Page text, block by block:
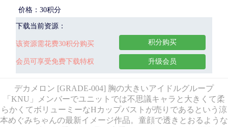
价格：30积分
下载当前资源：
该资源需花费30积分购买
会员可享受免费下载特权
积分购买
升级会员
デカメロン [GRADE-004] 胸の大きいアイドルグループ
「KNU」メンバーでユニットでは不思議キャラと大きくて柔
らかくてボリューミーなHカップバストが売りであるという涼
本めぐみちゃんの最新イメージ作品。童顔で透きとおるような